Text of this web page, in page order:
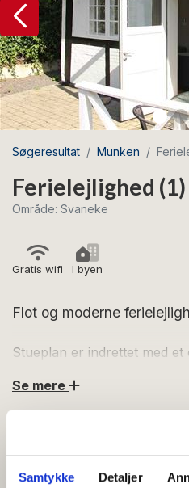
Samtykke Detaljer
Søgeresultat Munken
Ferielejlighed
Område: Svaneke
Gratis wifi I byen
Flot og moderne
Stueplan er indrettet med
stuen er der indgang til
og gulvvarme. Endvidere er
egen terrasse med
blandt andet kaffemaskine,
Se mere
Generelt